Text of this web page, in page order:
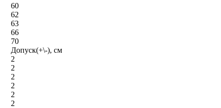
60
62
63
66
70
Допуск(+\-), см
2
2
2
2
2
2